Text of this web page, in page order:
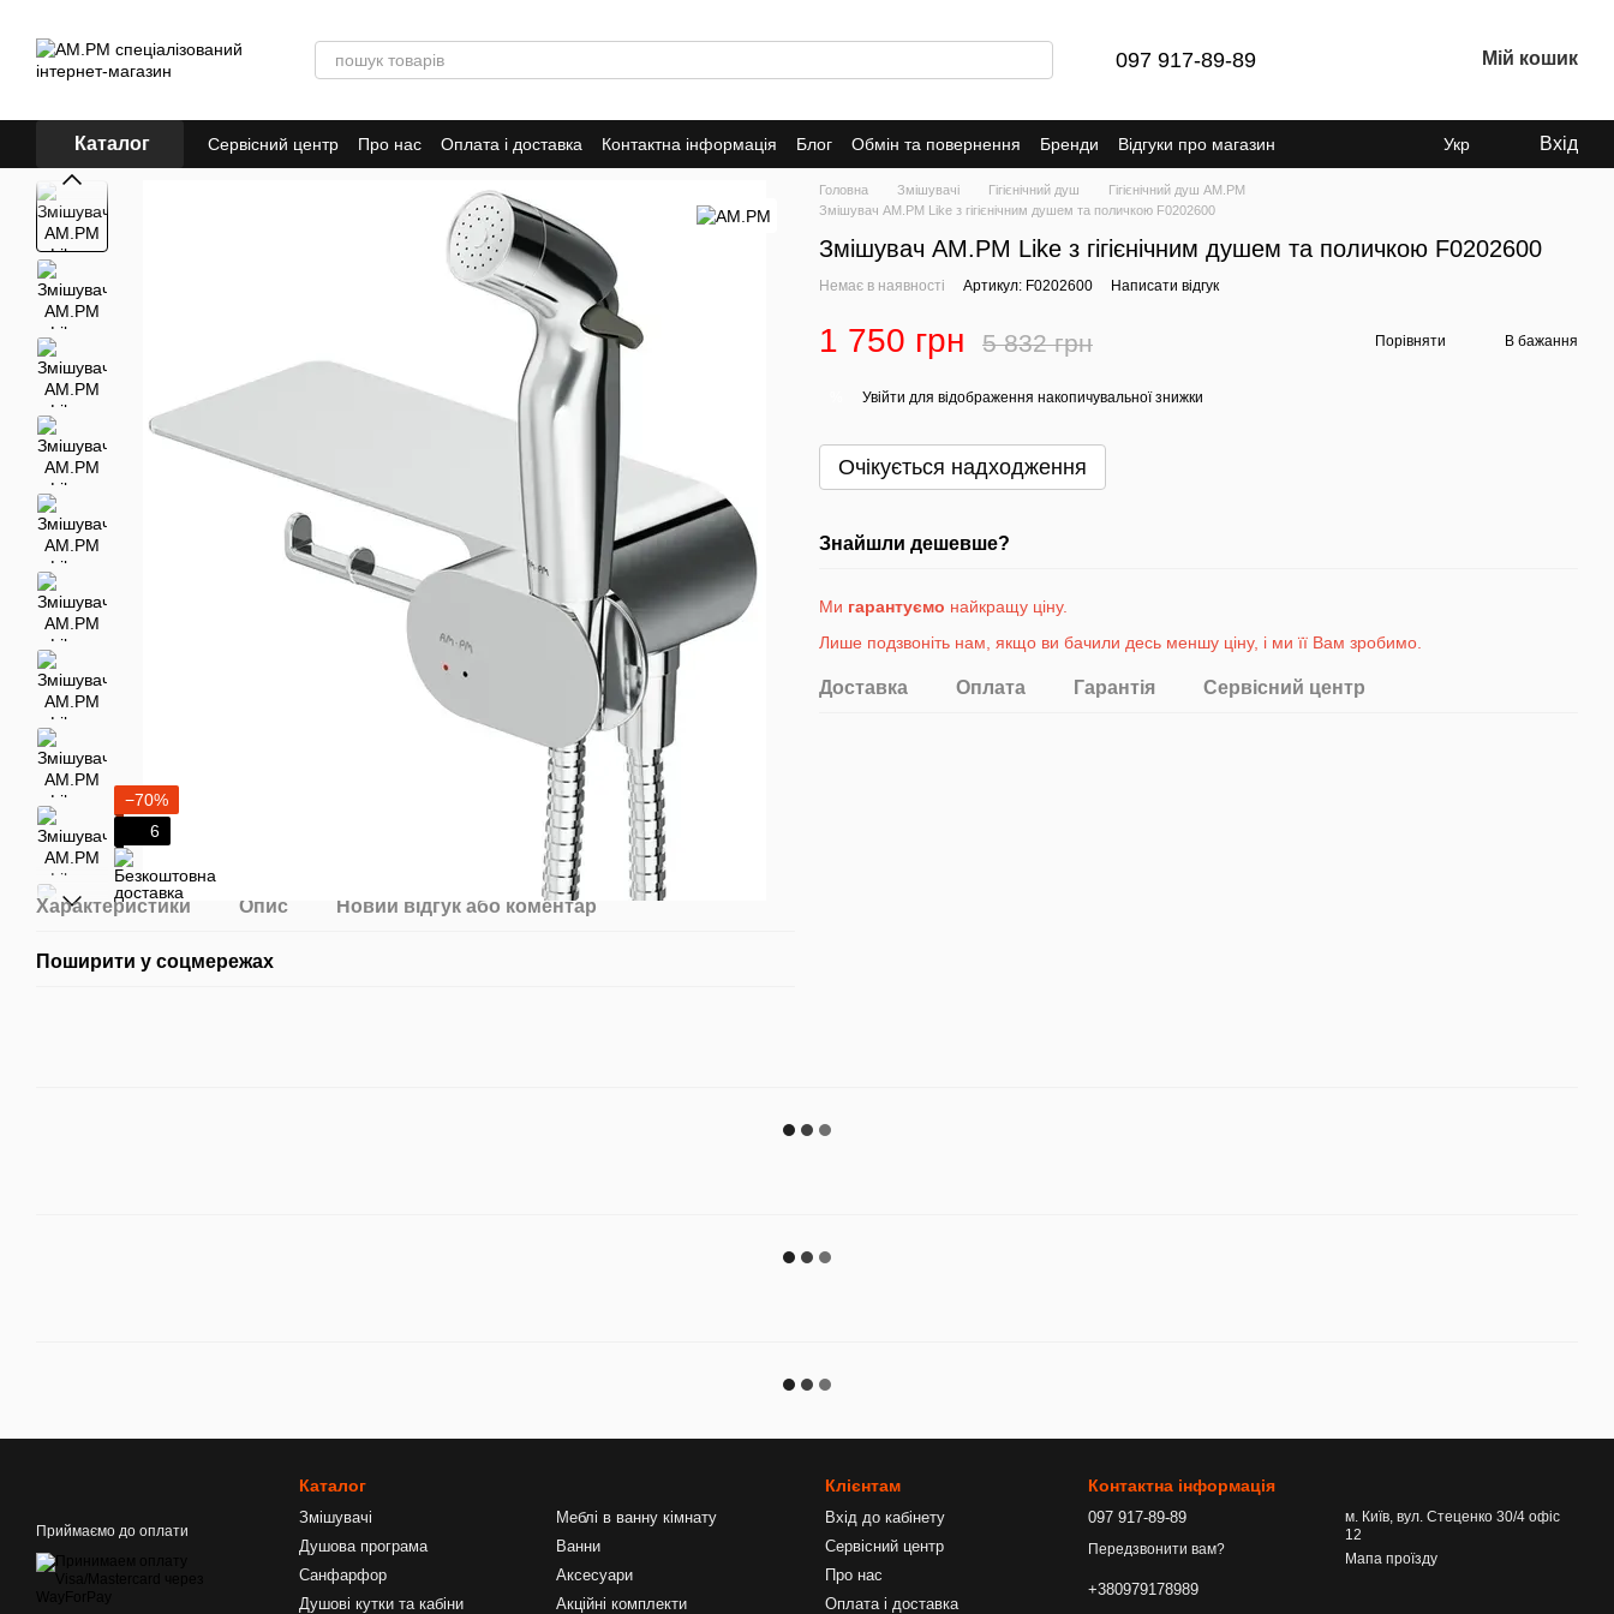
097 917-89-89 Мій кошик
Каталог Сервісний центр Про нас Оплата і доставка Контактна інформація Блог Обмін та повернення Бренди
Відгуки про магазин
Публічний договір (ОФЕРТА)
Гарантія AM.PM Damixa
Укр Вхід
−70%
6
Характеристики Опис Новий відгук або коментар
Поширити у соцмережах
Головна Змішувачі Гігієнічний душ
Гігієнічний душ AM.PM
Змішувач AM.PM Like з гігієнічним душем та поличкою F0202600
Змішувач AM.PM Like з гігієнічним душем та поличкою F0202600
Немає в наявності Артикул: F0202600 Написати відгук
1 750 грн 5 832 грн Порівняти В бажання
Увійти для відображення накопичувальної знижки
Очікується надходження
Знайшли дешевше?
Ми гарантуємо найкращу ціну.
Лише подзвоніть нам, якщо ви бачили десь меншу ціну, і ми її Вам зробимо.
Доставка Оплата Гарантія Сервісний центр
Приймаємо до оплати
Каталог
Змішувачі
Душова програма
Санфарфор
Душові кутки та кабiни
Меблі в ванну кімнату
Ванни
Аксесуари
Акційні комплекти
Клієнтам
Вхід до кабінету
Сервісний центр
Про нас
Оплата і доставка
Контактна інформація
097 917-89-89
Передзвонити вам?
+380979178989
м. Київ, вул. Стеценко 30/4 офіс
12
Мапа проїзду